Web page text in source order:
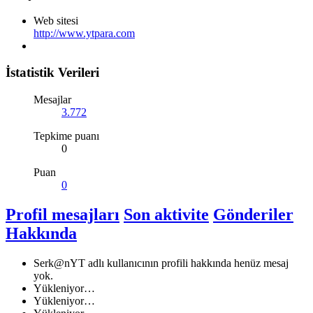
Web sitesi
http://www.ytpara.com
İstatistik Verileri
Mesajlar
3.772
Tepkime puanı
0
Puan
0
Profil mesajları Son aktivite Gönderiler
Hakkında
Serk@nYT adlı kullanıcının profili hakkında henüz mesaj
yok.
Yükleniyor…
Yükleniyor…